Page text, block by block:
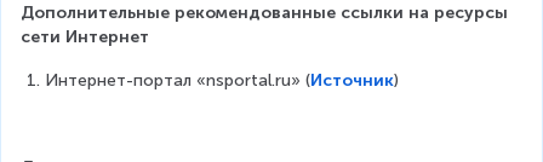
Дополнительные рекомендованные ссылки на ресурсы
сети Интернет
Интернет-портал «nsportal.ru» (Источник)